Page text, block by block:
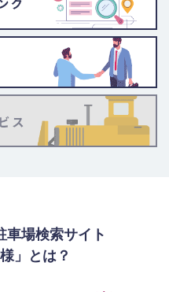
車場検索サイト
」とは？